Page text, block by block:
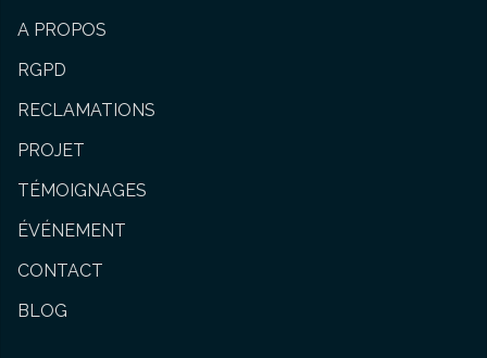
A PROPOS
RGPD
RECLAMATIONS
PROJET
TÉMOIGNAGES
ÉVÉNEMENT
CONTACT
BLOG